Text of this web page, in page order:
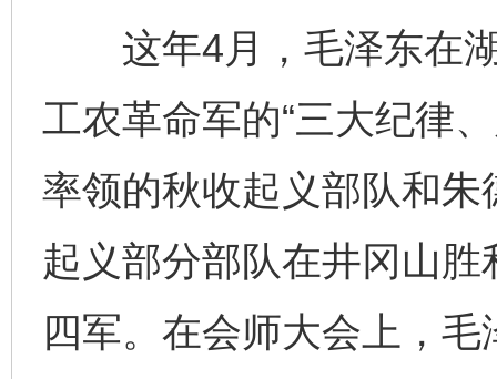
这年4月，毛泽东在湖
工农革命军的“三大纪律
率领的秋收起义部队和
起义部分部队在井冈山
四军。在会师大会上，